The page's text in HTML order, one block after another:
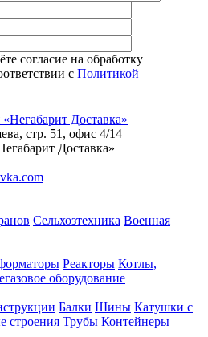
согласие на обработку
c Политикой
стр. 51, офис 4/14
Доставка»
Сельхозтехника Военная
Реакторы Котлы,
оборудование
Балки Шины Катушки с
строения Трубы Контейнеры